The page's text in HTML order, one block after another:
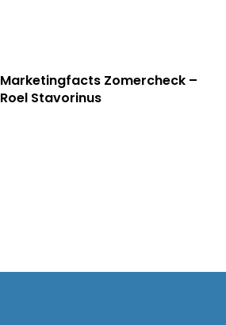
Marketingfacts Zomercheck –
Roel Stavorinus